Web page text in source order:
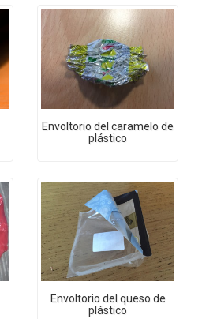
Envoltorio del caramelo de
plástico
Envoltorio del queso de
plástico